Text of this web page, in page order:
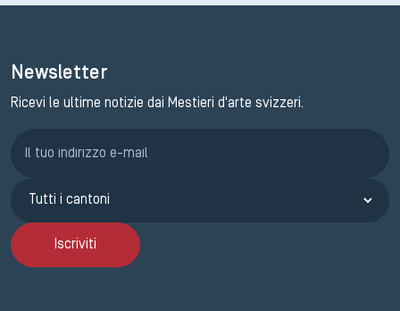
Newsletter
Ricevi le ultime notizie dai Mestieri d'arte svizzeri.
Iscriviti